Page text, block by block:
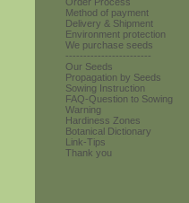
Method of payment
Delivery & Shipment
Environment protection
We purchase seeds
------------------------
Our Seeds
Propagation by Seeds
Sowing Instruction
FAQ-Question to Sowing
Warning
Hardiness Zones
Botanical Dictionary
Link-Tips
Thank you